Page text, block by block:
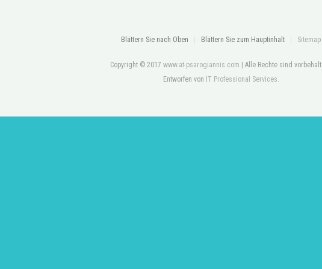
Blättern Sie nach Oben Blättern Sie zum Hauptinhalt Sitemap
Copyright © 2017 www.at-psarogiannis.com | Alle Rechte sind
Entworfen von IT Professional Services.